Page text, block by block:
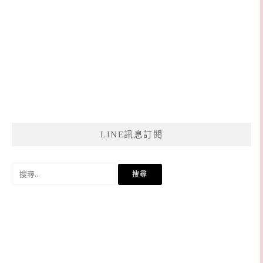
LINE訊息訂閱